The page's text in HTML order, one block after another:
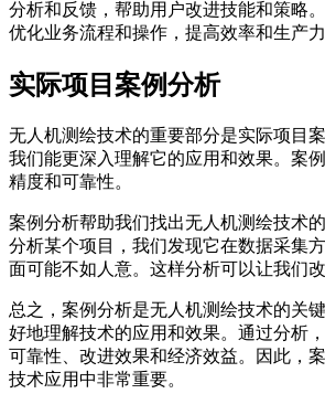
分析和反馈，帮助用户改进技能和策略
优化业务流程和操作，提高效率和生产力
实际项目案例分析
无人机测绘技术的重要部分是实际项目
我们能更深入理解它的应用和效果。案
精度和可靠性。
案例分析帮助我们找出无人机测绘技术
分析某个项目，我们发现它在数据采集
面可能不如人意。这样分析可以让我们
总之，案例分析是无人机测绘技术的关
好地理解技术的应用和效果。通过分析
可靠性、改进效果和经济效益。因此，
技术应用中非常重要。